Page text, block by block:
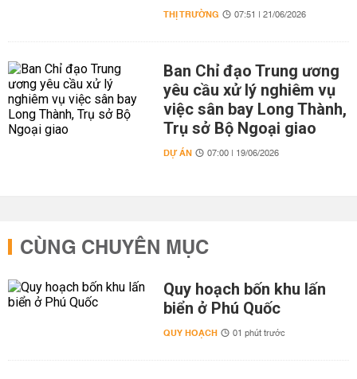
THỊ TRƯỜNG 07:51 | 21/06/2026
Ban Chỉ đạo Trung ương
yêu cầu xử lý nghiêm vụ
việc sân bay Long Thành,
Trụ sở Bộ Ngoại giao
DỰ ÁN 07:00 | 19/06/2026
CÙNG CHUYÊN MỤC
Quy hoạch bốn khu lấn
biển ở Phú Quốc
QUY HOẠCH 01 phút trước